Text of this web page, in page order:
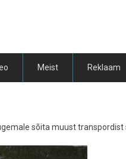
Meist Reklaam
sõita muust transpordist